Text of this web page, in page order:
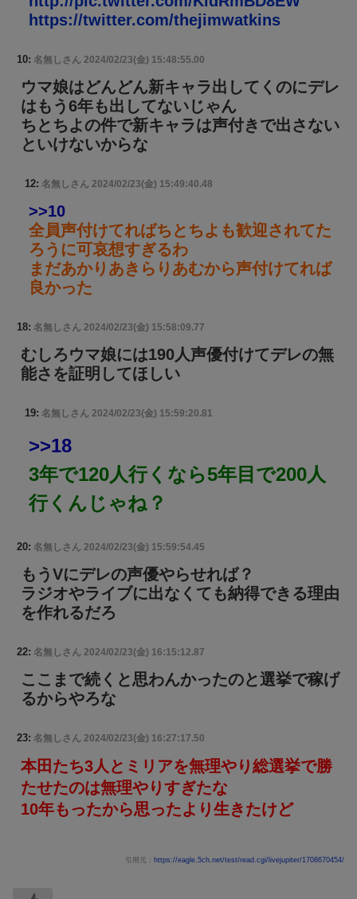
https://twitter.com/thejimwatkins
10: 名無しさん 2024/02/23(金) 15:48:55.00
ウマ娘はどんどん新キャラ出してくのにデレ
はもう6年も出してないじゃん
ちとちよの件で新キャラは声付きで出さない
といけないからな
12: 名無しさん 2024/02/23(金) 15:49:40.48
>>10
全員声付けてればちとちよも歓迎されてた
ろうに可哀想すぎるわ
まだあかりあきらりあむから声付けてれば
良かった
18: 名無しさん 2024/02/23(金) 15:58:09.77
むしろウマ娘には190人声優付けてデレの無
能さを証明してほしい
19: 名無しさん 2024/02/23(金) 15:59:20.81
>>18
3年で120人行くなら5年目で200人
行くんじゃね？
20: 名無しさん 2024/02/23(金) 15:59:54.45
もうVにデレの声優やらせれば？
ラジオやライブに出なくても納得できる理由
を作れるだろ
22: 名無しさん 2024/02/23(金) 16:15:12.87
ここまで続くと思わんかったのと選挙で稼げ
るからやろな
23: 名無しさん 2024/02/23(金) 16:27:17.50
本田たち3人とミリアを無理やり総選挙で勝
たせたのは無理やりすぎたな
10年もったから思ったより生きたけど
引用元： https://eagle.5ch.net/test/read.cgi/livejupiter/1708670454/